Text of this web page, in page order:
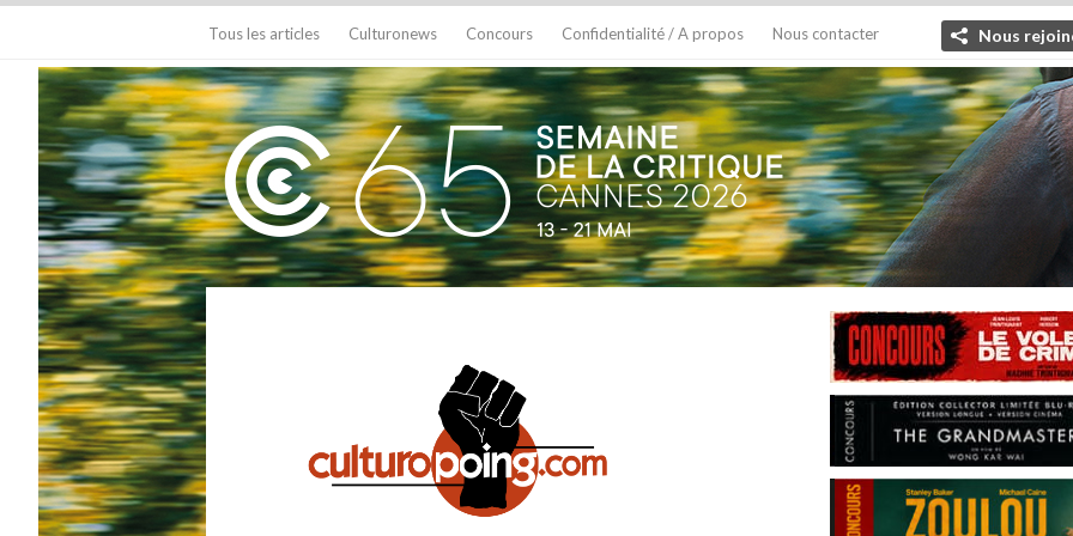
Tous les articles Culturonews Concours Confidentialité / A propos Nous contacter Nous